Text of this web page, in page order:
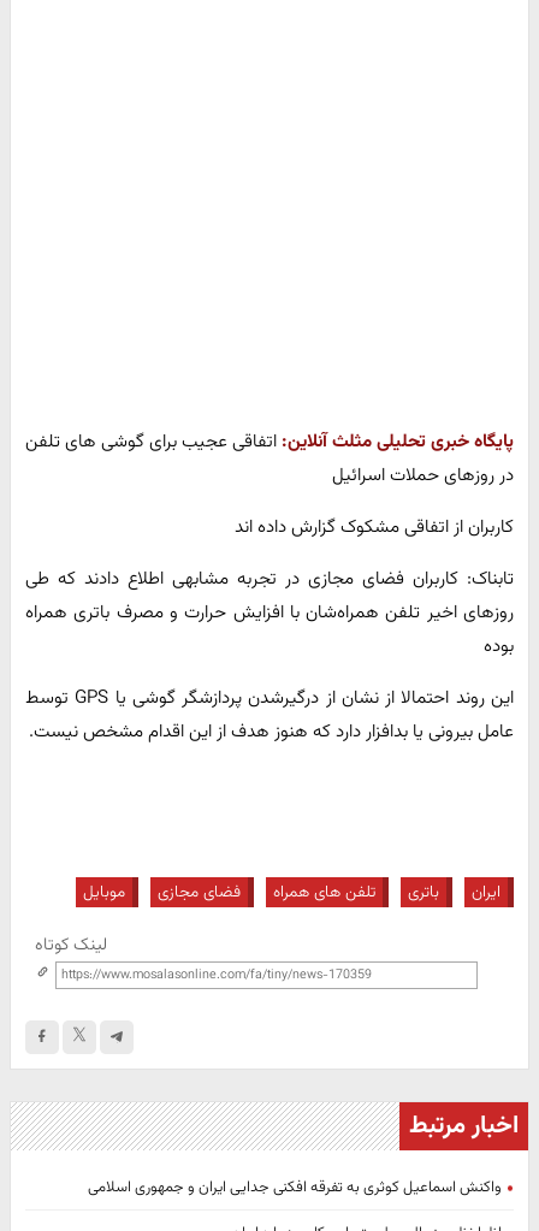
پایگاه خبری تحلیلی مثلث آنلاین: اتفاقی عجیب برای گوشی های تلفن
در روزهای حملات اسرائیل
کاربران از اتفاقی مشکوک گزارش داده اند
تابناک: کاربران فضای مجازی در تجربه مشابهی اطلاع دادند که طی
روزهای اخیر تلفن همراه‌شان با افزایش حرارت و مصرف باتری همراه
بوده
این روند احتمالا از نشان از درگیرشدن پردازشگر گوشی یا GPS توسط
عامل بیرونی یا بدافزار دارد که هنوز هدف از این اقدام مشخص نیست.
ایران باتری تلفن های همراه فضای مجازی موبایل
لینک کوتاه
اخبار مرتبط
واکنش اسماعیل کوثری به تفرقه افکنی جدایی ایران و جمهوری اسلامی